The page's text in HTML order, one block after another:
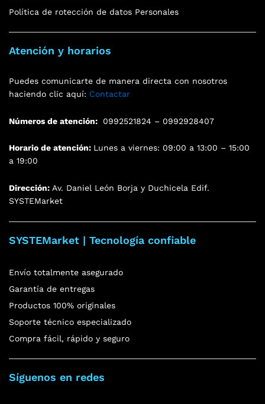
Política de rotección de datos Personales
Atención y horarios
Puedes comunicarte de manera directa con nosotros
haciendo clic aquí: Contactar
Números de atención: 0992521824 – 0992928407
Horario de atención: Lunes a viernes: 09:00 a 13:00 – 15:00
a 19:00
Dirección: Av. Daniel León Borja y Duchicela Edif.
SYSTEMarket
SYSTEMarket | Tecnología confiable
Envío totalmente asegurado
Garantía de entregas
Productos 100% originales
Soporte técnico especializado
Compra fácil, rápido y seguro
Síguenos en redes